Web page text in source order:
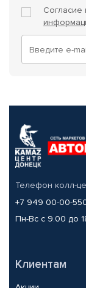
Согласие
Телефон колл-
+7 949 00-00-
Пн-Вс с 9.00 до
Клиентам